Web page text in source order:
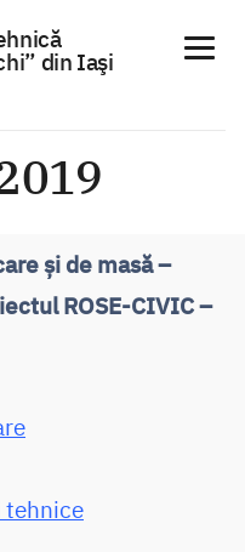
din Iaşi
și de masă –
ROSE-CIVIC –